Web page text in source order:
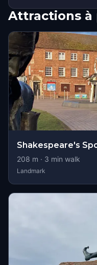
Attractions à
Shakespeare's
208 m · 3 min walk
Landmark